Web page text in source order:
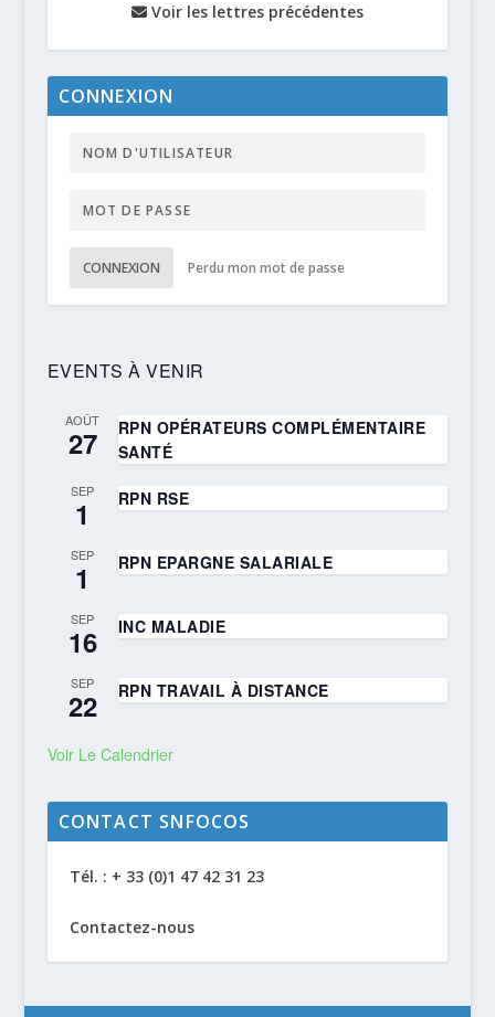
Voir les lettres précédentes
CONNEXION
CONNEXION Perdu mon mot de passe
EVENTS À VENIR
AOÛT
27
RPN OPÉRATEURS COMPLÉMENTAIRE
SANTÉ
SEP
1 RPN RSE
SEP
1 RPN EPARGNE SALARIALE
SEP
16 INC MALADIE
SEP
22 RPN TRAVAIL À DISTANCE
Voir Le Calendrier
CONTACT SNFOCOS
Tél. : + 33 (0)1 47 42 31 23
Contactez-nous